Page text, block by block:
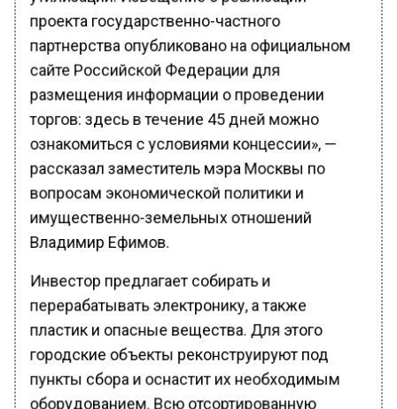
проекта государственно-частного
партнерства опубликовано на официальном
сайте Российской Федерации для
размещения информации о проведении
торгов: здесь в течение 45 дней можно
ознакомиться с условиями концессии», —
рассказал заместитель мэра Москвы по
вопросам экономической политики и
имущественно-земельных отношений
Владимир Ефимов.
Инвестор предлагает собирать и
перерабатывать электронику, а также
пластик и опасные вещества. Для этого
городские объекты реконструируют под
пункты сбора и оснастит их необходимым
оборудованием. Всю отсортированную